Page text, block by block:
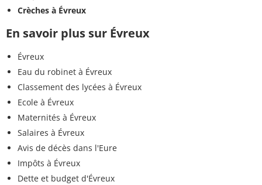
Crèches à Évreux
En savoir plus sur Évreux
Évreux
Eau du robinet à Évreux
Classement des lycées à Évreux
Ecole à Évreux
Maternités à Évreux
Salaires à Évreux
Avis de décès dans l'Eure
Impôts à Évreux
Dette et budget d'Évreux